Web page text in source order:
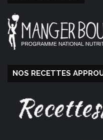
NOS RECETTES